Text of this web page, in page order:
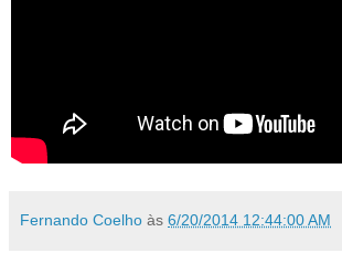
Fernando Coelho às 6/20/2014 12:44:00 AM